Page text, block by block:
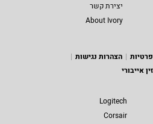
יצירת קשר
About Ivory
הצהרות נגישות
אייבורי
Logitech
Corsair